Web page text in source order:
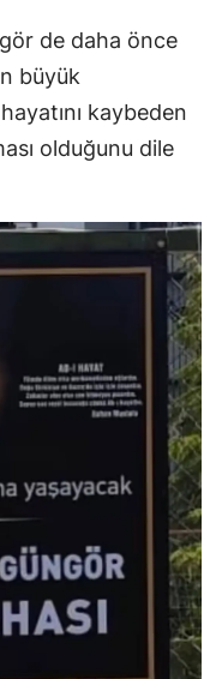
de daha önce
büyük
kaybeden
olduğunu dile